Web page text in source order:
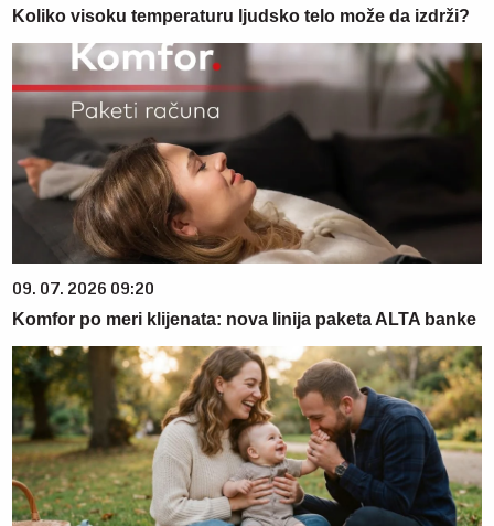
Koliko visoku temperaturu ljudsko telo može da izdrži?
09. 07. 2026 09:20
Komfor po meri klijenata: nova linija paketa ALTA banke